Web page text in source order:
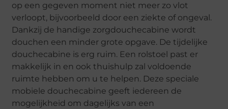
op een gegeven moment niet meer zo vlot
verloopt, bijvoorbeeld door een ziekte of ongeval.
Dankzij de handige zorgdouchecabine wordt
douchen een minder grote opgave. De tijdelijke
douchecabine is erg ruim. Een rolstoel past er
makkelijk in en ook thuishulp zal voldoende
ruimte hebben om u te helpen. Deze speciale
mobiele douchecabine geeft iedereen de
mogelijkheid om dagelijks van een